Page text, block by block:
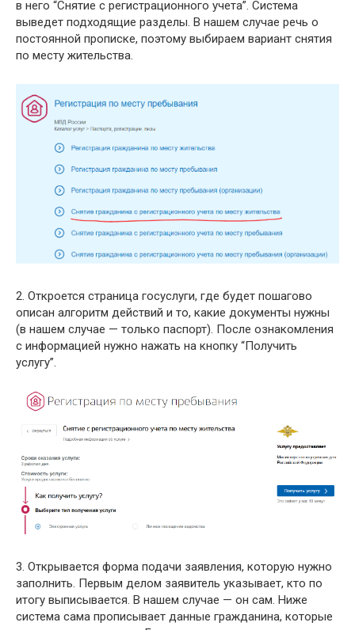
в него “Снятие с регистрационного учета”. Система
выведет подходящие разделы. В нашем случае речь о
постоянной прописке, поэтому выбираем вариант снятия
по месту жительства.
2. Откроется страница госуслуги, где будет пошагово
описан алгоритм действий и то, какие документы нужны
(в нашем случае — только паспорт). После ознакомления
с информацией нужно нажать на кнопку “Получить
услугу”.
3. Открывается форма подачи заявления, которую нужно
заполнить. Первым делом заявитель указывает, кто по
итогу выписывается. В нашем случае — он сам. Ниже
система сама прописывает данные гражданина, которые